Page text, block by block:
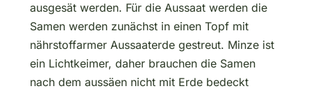
ausgesät werden. Für die Aussaat werden die
Samen werden zunächst in einen Topf mit
nährstoffarmer Aussaaterde gestreut. Minze ist
ein Lichtkeimer, daher brauchen die Samen
nach dem aussäen nicht mit Erde bedeckt